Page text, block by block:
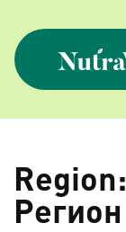
content
Region:
Регион